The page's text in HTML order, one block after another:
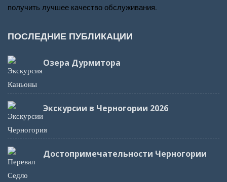
получить лучшее качество обслуживания.
ПОСЛЕДНИЕ ПУБЛИКАЦИИ
Озера Дурмитора
Экскурсии в Черногории 2026
Достопримечательности Черногории